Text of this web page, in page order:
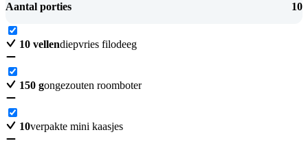
Aantal porties 10
10 vellendiepvries filodeeg
150 gongezouten roomboter
10verpakte mini kaasjes